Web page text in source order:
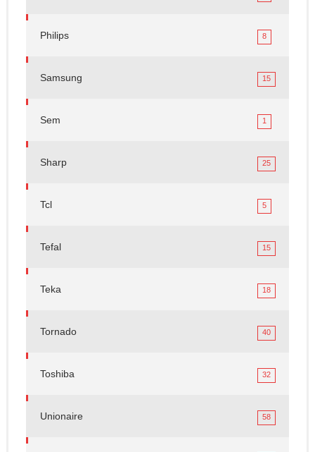
Philips 8
Samsung 15
Sem 1
Sharp 25
Tcl 5
Tefal 15
Teka 18
Tornado 40
Toshiba 32
Unionaire 58